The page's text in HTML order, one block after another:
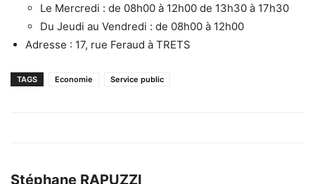
Le Mercredi : de 08h00 à 12h00 de 13h30 à 17h30
Du Jeudi au Vendredi : de 08h00 à 12h00
Adresse : 17, rue Feraud à TRETS
TAGS Economie Service public
Stéphane RAPUZZI